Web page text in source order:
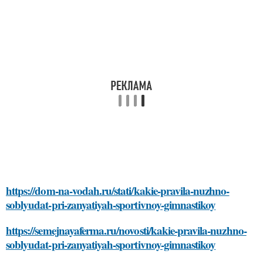
https://dom-na-vodah.ru/stati/kakie-pravila-nuzhno-
soblyudat-pri-zanyatiyah-sportivnoy-gimnastikoy
https://semejnayaferma.ru/novosti/kakie-pravila-nuzhno-
soblyudat-pri-zanyatiyah-sportivnoy-gimnastikoy